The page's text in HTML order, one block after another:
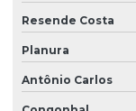
Resende Costa
Planura
Antônio Carlos